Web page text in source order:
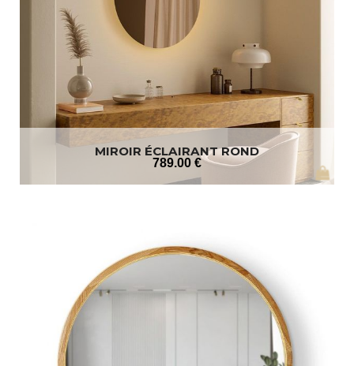
MIROIR ÉCLAIRANT ROND
789.00 €